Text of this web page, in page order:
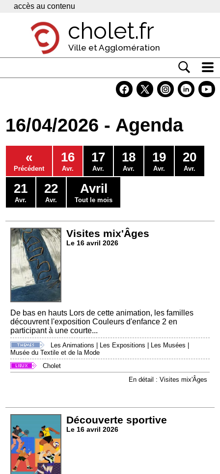
Panneau de gestion des cookies
accès au contenu
cholet.fr
Ville et Agglomération
Economie
Services
Contacts
16/04/2026 - Agenda
«
Précédent
16
Avr.
17
Avr.
18
Avr.
19
Avr.
20
Avr.
21
Avr.
22
Avr.
Avril
Tout le mois
Visites mix'Âges
Le 16 avril 2026
De bas en hauts Lors de cette animation, les familles
découvrent l'exposition Couleurs d'enfance 2 en
participant à une courte...
Les Animations | Les Expositions | Les Musées |
Musée du Textile et de la Mode
Cholet
En détail : Visites mix'Âges
Découverte sportive
Le 16 avril 2026